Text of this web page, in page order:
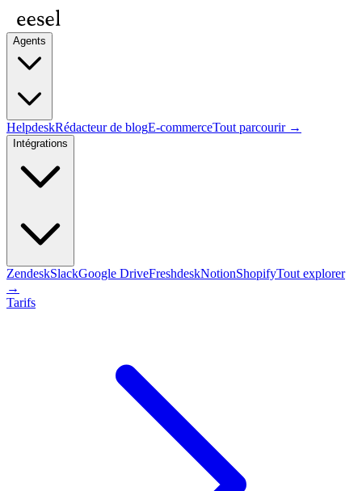
Agents
HelpdeskRédacteur de blogE-commerceTout parcourir →
Intégrations
ZendeskSlackGoogle DriveFreshdeskNotionShopifyTout explorer
→
Tarifs